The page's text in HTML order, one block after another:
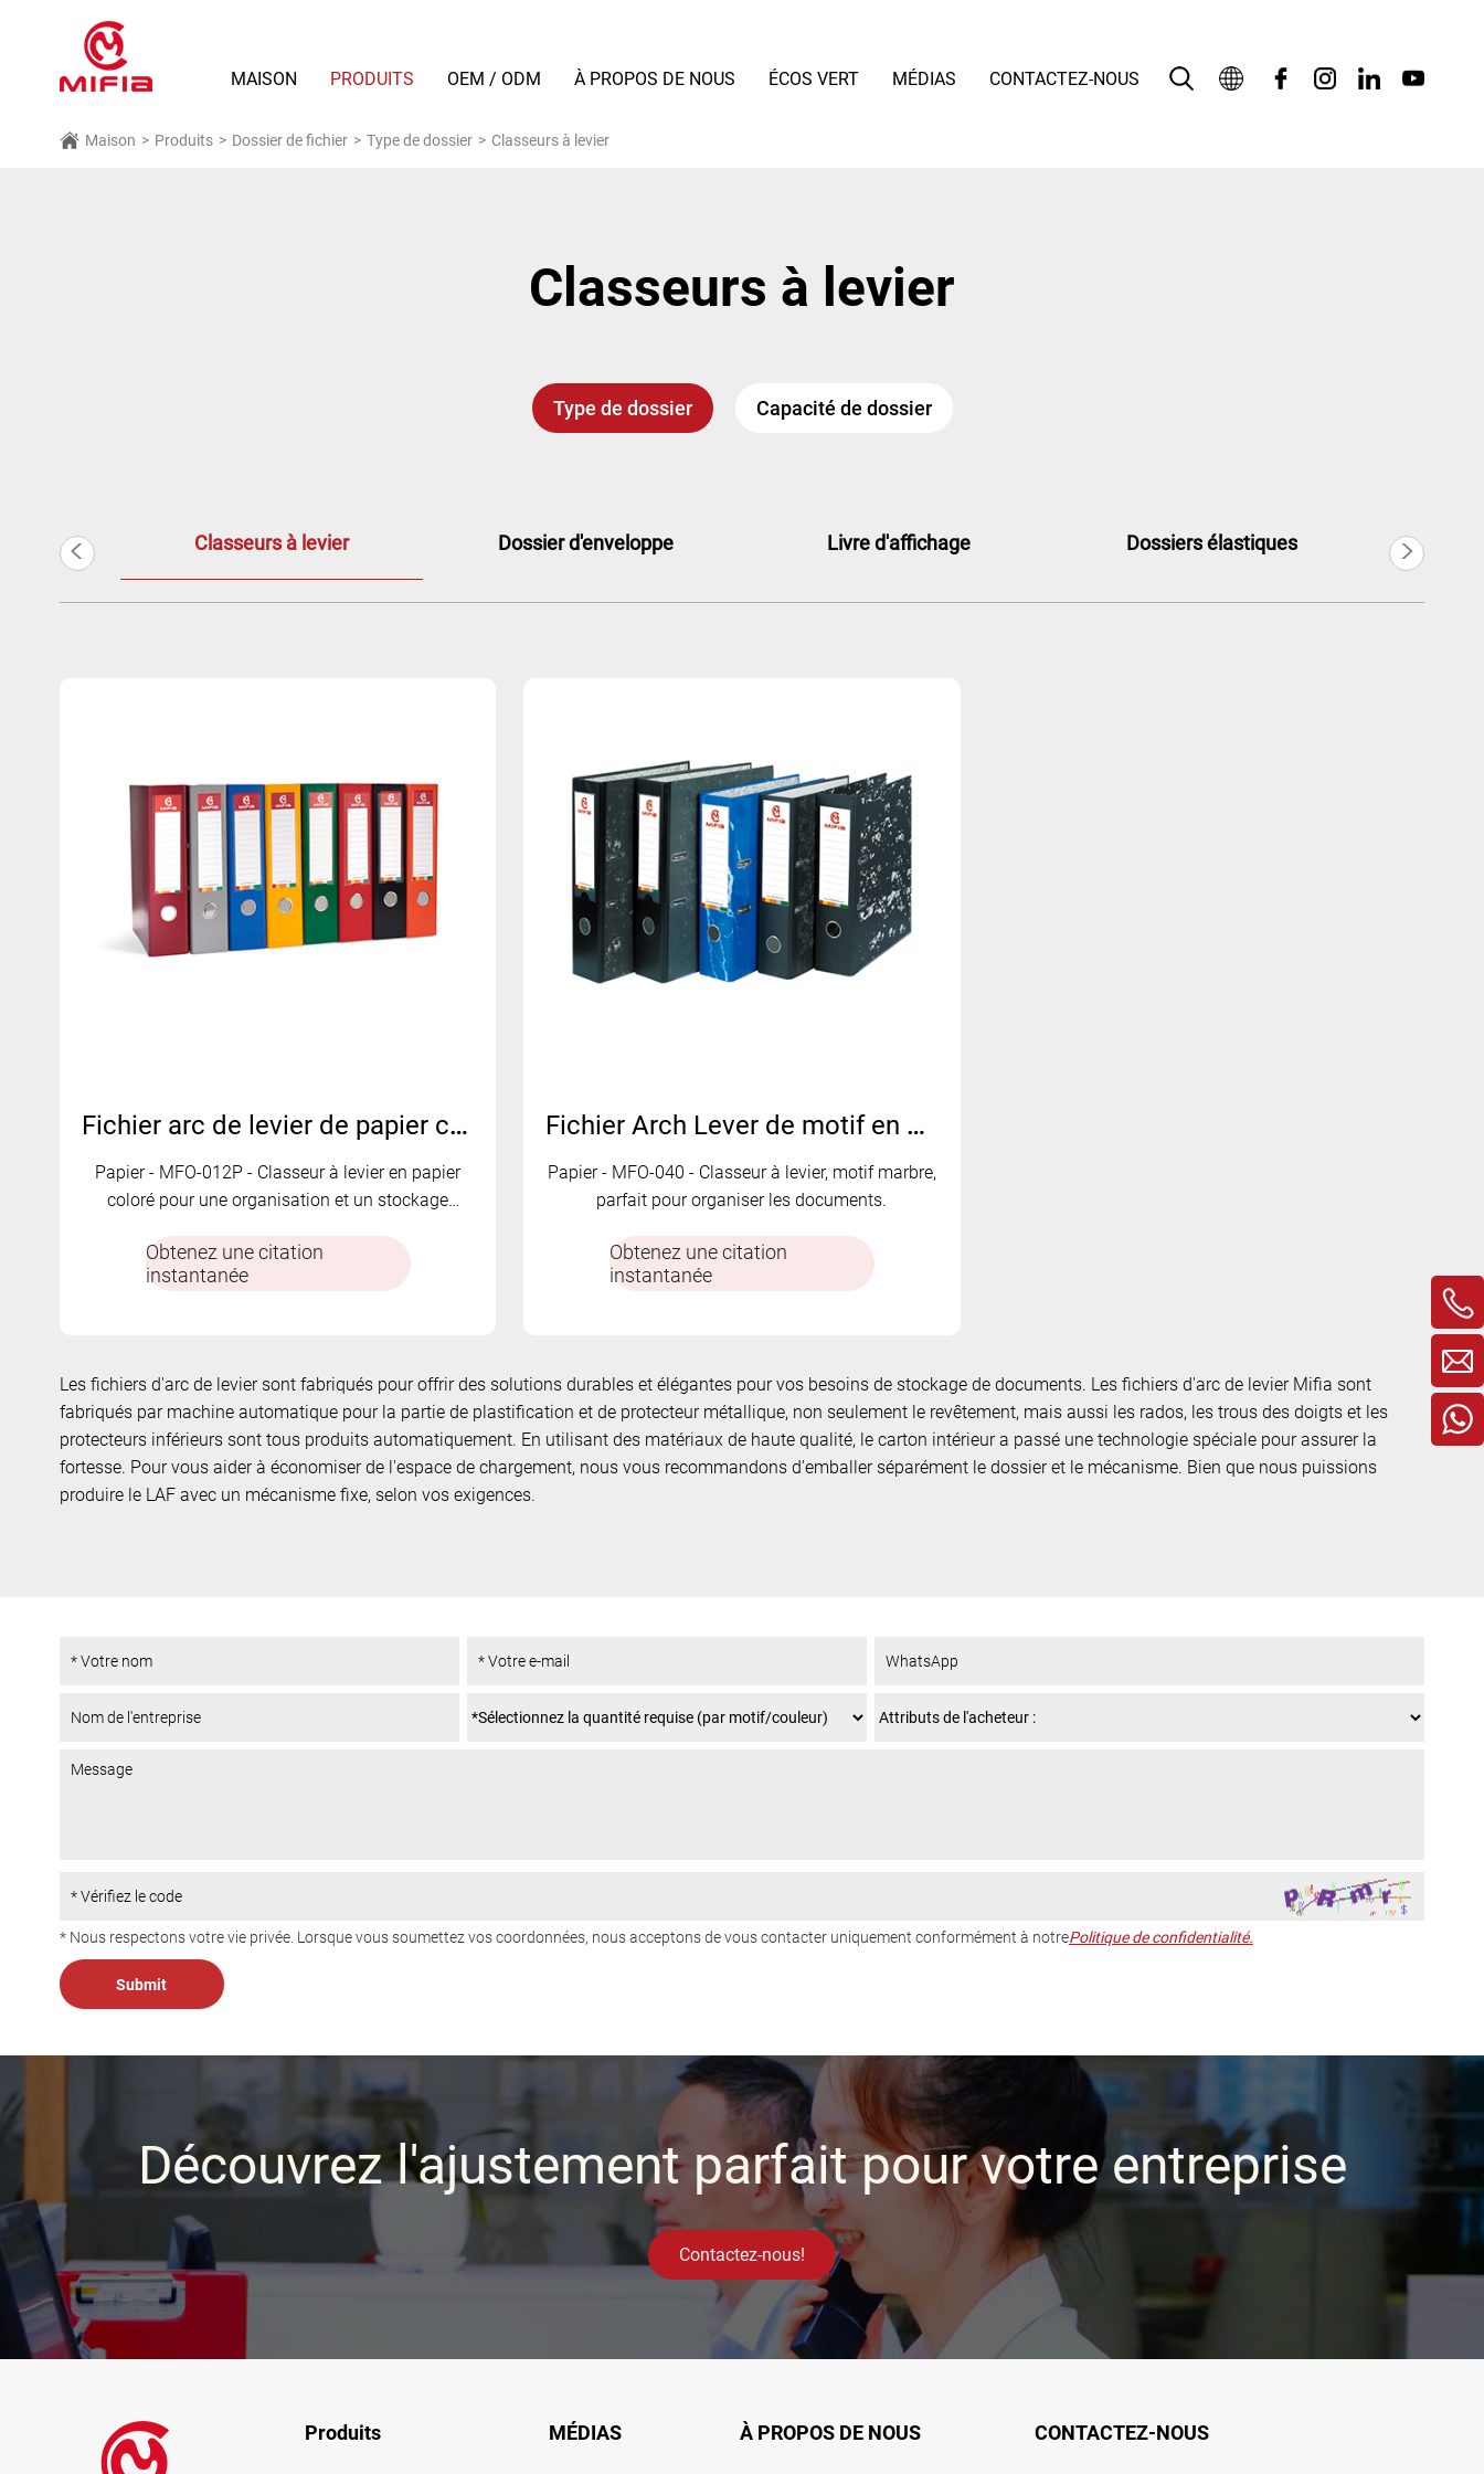
MAISON PRODUITS OEM / ODM À PROPOS DE NOUS ÉCOS VERT MÉDIAS CONTACTEZ-NOUS
Português
Maison > Produits > Dossier de fichier > Type de dossier > Classeurs à levier
Classeurs à levier
Type de dossier Capacité de dossier
Classeurs à levier Dossier d'enveloppe Livre d'affichage Dossiers élastiques >
<
Fichier arc de levier de papier coloré | MFO-012P
Papier - MFO-012P - Classeur à levier en papier
coloré pour une organisation et un stockage
Obtenez une citation
instantanée
Fichier Arch Lever de motif en marbre | MFO-040
Papier - MFO-040 - Classeur à levier, motif marbre,
parfait pour organiser les documents.
Obtenez une citation
instantanée
Les fichiers d'arc de levier sont fabriqués pour offrir des solutions durables et élégantes pour vos besoins de stockage de documents. Les fichiers d'arc de levier Mifia sont
fabriqués par machine automatique pour la partie de plastification et de protecteur métallique, non seulement le revêtement, mais aussi les rados, les trous des doigts et les
protecteurs inférieurs sont tous produits automatiquement. En utilisant des matériaux de haute qualité, le carton intérieur a passé une technologie spéciale pour assurer la
fortesse. Pour vous aider à économiser de l'espace de chargement, nous vous recommandons d'emballer séparément le dossier et le mécanisme. Bien que nous puissions
produire le LAF avec un mécanisme fixe, selon vos exigences.
* Nous respectons votre vie privée. Lorsque vous soumettez vos coordonnées, nous acceptons de vous contacter uniquement conformément à notrePolitique de confidentialité.
Découvrez l'ajustement parfait pour votre entreprise
Contactez-nous!
Produits MÉDIAS À PROPOS DE NOUS CONTACTEZ-NOUS